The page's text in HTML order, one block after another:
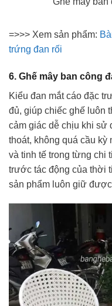
=>>> Xem sản phẩm:
trứng đan rối
6. Ghế mây ban công
Kiểu đan mắt cáo đặc
đủ, giúp chiếc ghế luôn
cảm giác dễ chịu khi sử
thoát, không quá cầu
và tinh tế trong từng chi
trước tác động của thời
sản phẩm luôn giữ